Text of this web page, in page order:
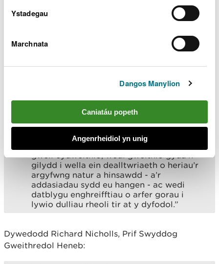
Ystadegau
Marchnata
Dangos Manylion
Caniatáu popeth
Angenrheidiol yn unig
“Mae Cymru’n cael ei chydnabod yn eang
eithriadol - tirweddau a luniwyd dros
filoedd o flynyddoedd gan genedlaethau o
“Mae’r bartneriaeth hon yn llwyfan
gwerthfawr iawn lle mae ymarferwyr sy’n
angerddol am ofalu am ein treftadaeth
werthfawr yn gallu cydweithio i gefnogi
cadwraeth a rheolaeth gynaliadwy o’n
hamgylchedd naturiol a hanesyddol.
“Drwy’r cytundeb hwn rydym wedi gweld
gwell cydweithio, wedi gweithio gyda’n
gilydd i wella ein dealltwriaeth o heriau’r
argyfwng natur a hinsawdd - a’r
addasiadau sydd eu hangen - ac wedi
datblygu enghreifftiau o arfer gorau i
lywio dulliau rheoli tir at y dyfodol.”
Dywedodd Richard Nicholls, Prif Swyddog
Gweithredol Heneb: